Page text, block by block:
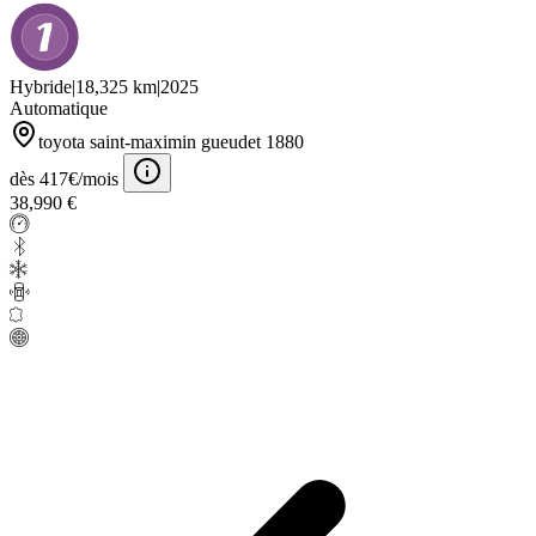
Hybride|18,325 km|2025
Automatique
toyota saint-maximin gueudet 1880
dès 417€/mois
38,990 €